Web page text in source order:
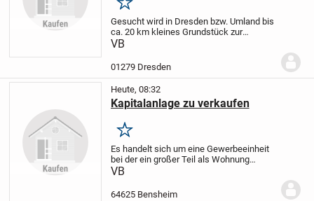
Merken
Gesucht wird in Dresden bzw. Umland bis
ca. 20 km kleines Grundstück zur
Pacht/Miete/Kauf für Stellung eines Tiny
VB
01279 Dresden
Heute, 08:32
Kapitalanlage zu verkaufen
Merken
Es handelt sich um eine Gewerbeeinheit
bei der ein großer Teil als Wohnung
genutzt werden könnte, Innenstadt
als reine Gewerbeeinheit von fast
VB
64625 Bensheim